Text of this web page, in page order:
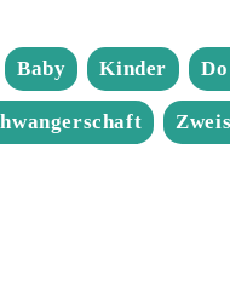
Baby Kinder